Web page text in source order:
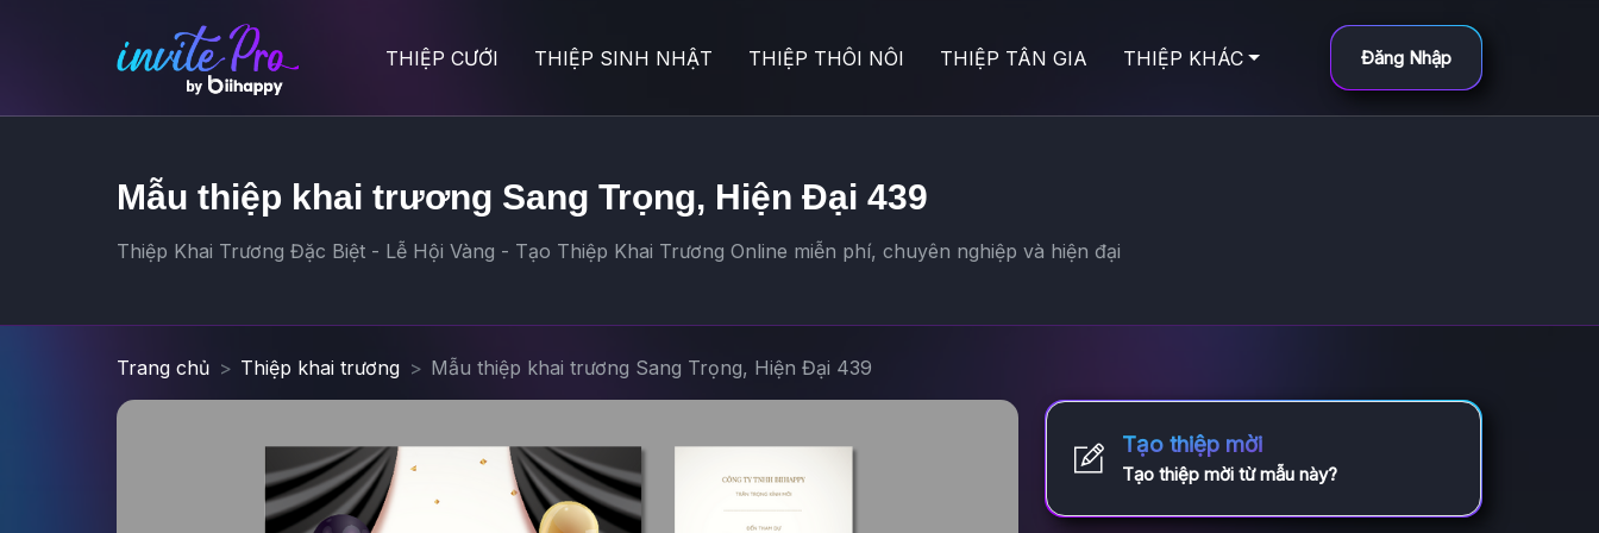
THIỆP CƯỚI THIỆP SINH NHẬT THIỆP THÔI NÔI THIỆP TÂN GIA THIỆP KHÁC Đăng Nhập
Mẫu thiệp khai trương Sang Trọng, Hiện Đại 439
Thiệp Khai Trương Đặc Biệt - Lễ Hội Vàng - Tạo Thiệp Khai Trương Online miễn phí, chuyên nghiệp và hiện đại
Trang chủ Thiệp khai trương Mẫu thiệp khai trương Sang Trọng, Hiện Đại 439
Tạo thiệp mời
Tạo thiệp mời từ mẫu này?